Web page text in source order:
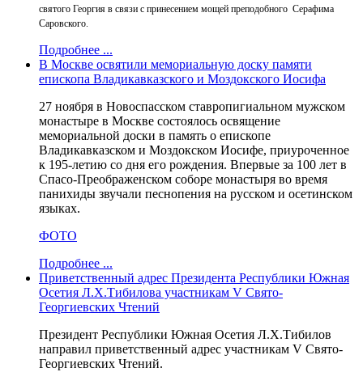
святого Георгия в связи с принесением мощей преподобного Серафима
Саровского.
Подробнее ...
В Москве освятили мемориальную доску памяти
епископа Владикавказского и Моздокского Иосифа
27 ноября в Новоспасском ставропигиальном мужском
монастыре в Москве состоялось освящение
мемориальной доски в память о епископе
Владикавказском и Моздокском Иосифе, приуроченное
к 195-летию со дня его рождения. Впервые за 100 лет в
Спасо-Преображенском соборе монастыря во время
панихиды звучали песнопения на русском и осетинском
языках.
ФОТО
Подробнее ...
Приветственный адрес Президента Республики Южная
Осетия Л.Х.Тибилова участникам V Свято-
Георгиевских Чтений
Президент Республики Южная Осетия Л.Х.Тибилов
направил приветственный адрес участникам V Свято-
Георгиевских Чтений.